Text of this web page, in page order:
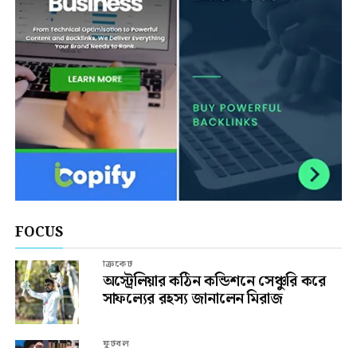
FOCUS
ক্রিকেট
অস্ট্রেলিয়ার কঠিন কন্ডিশনে সেঞ্চুরি করে
সাফল্যের রহস্য জানালেন মিরাজ
ফুটবল